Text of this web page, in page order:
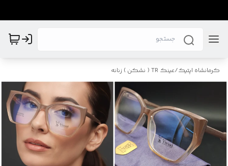
کرمانشاه اپتیک/عینک TR ( نشکن ) زنانه